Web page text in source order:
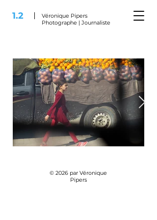
1.2
Véronique Pipers
Photographe | Journaliste
© 2026 par Véronique
Pipers